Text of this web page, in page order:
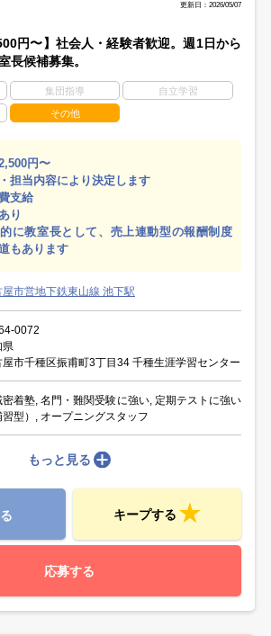
更新日：2026/05/07
円〜】社会人・経験者歓迎。週1日から
長候補募集。
集団指導 自立学習
その他
円〜
担当内容により決定します
支給
り
に教室長として、売上連動型の報酬制度
もあります
屋市営地下鉄東山線 池下駅
0072
県
屋市千種区振甫町3丁目34 千種生涯学習センター
密着塾, 名門・難関受験に強い, 定期テストに強い
習型）, オープニングスタッフ
もっと見る
キープする
応募する